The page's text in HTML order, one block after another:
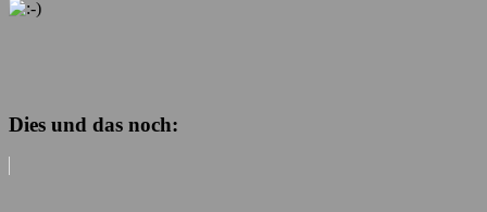
Dies und das noch: